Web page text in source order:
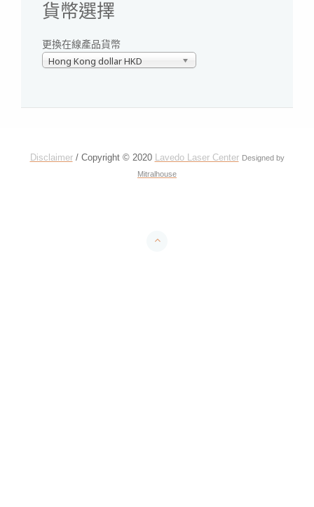
貨幣選擇
更換在線產品貨幣
Hong Kong dollar HKD
Disclaimer/ Copyright © 2020 Lavedo Laser Center Designed by
Mitralhouse